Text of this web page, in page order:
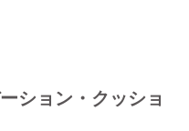
ション・クッショ